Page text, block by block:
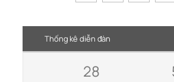
Thống kê diễn đàn
28